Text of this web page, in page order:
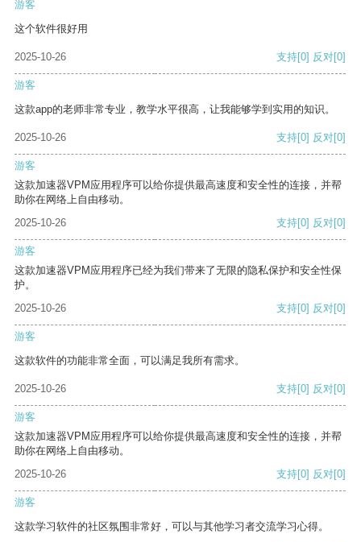
游客
这个软件很好用
2025-10-26 支持[0] 反对[0]
游客
这款app的老师非常专业，教学水平很高，让我能够学到实用的知识。
2025-10-26 支持[0] 反对[0]
游客
这款加速器VPM应用程序可以给你提供最高速度和安全性的连接，并帮
助你在网络上自由移动。
2025-10-26
支持[0] 反对[0]
游客
这款加速器VPM应用程序已经为我们带来了无限的隐私保护和安全性保
护。
2025-10-26
支持[0] 反对[0]
游客
这款软件的功能非常全面，可以满足我所有需求。
2025-10-26 支持[0] 反对[0]
游客
这款加速器VPM应用程序可以给你提供最高速度和安全性的连接，并帮
助你在网络上自由移动。
2025-10-26
支持[0] 反对[0]
游客
这款学习软件的社区氛围非常好，可以与其他学习者交流学习心得。